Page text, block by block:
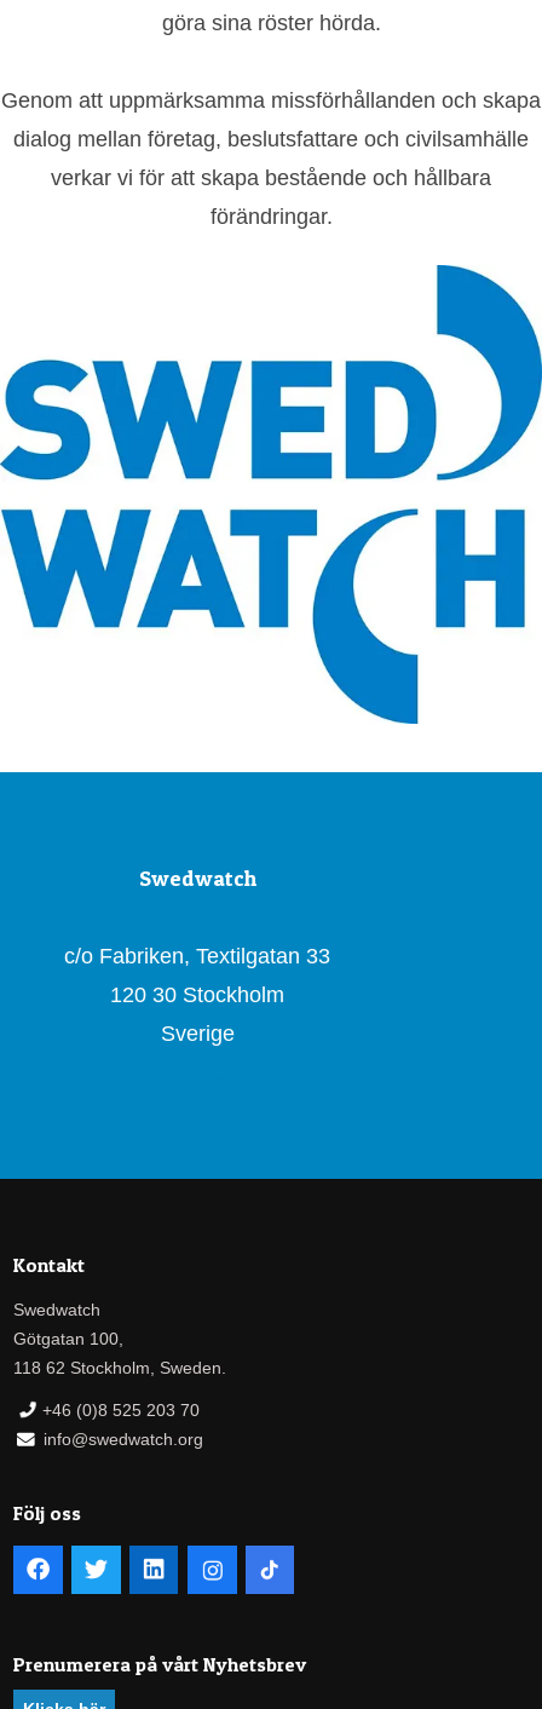
göra sina röster hörda.
Genom att uppmärksamma missförhållanden och skapa
dialog mellan företag, beslutsfattare och civilsamhälle
verkar vi för att skapa bestående och hållbara
förändringar.
Swedwatch
c/o Fabriken, Textilgatan 33
120 30 Stockholm
Sverige